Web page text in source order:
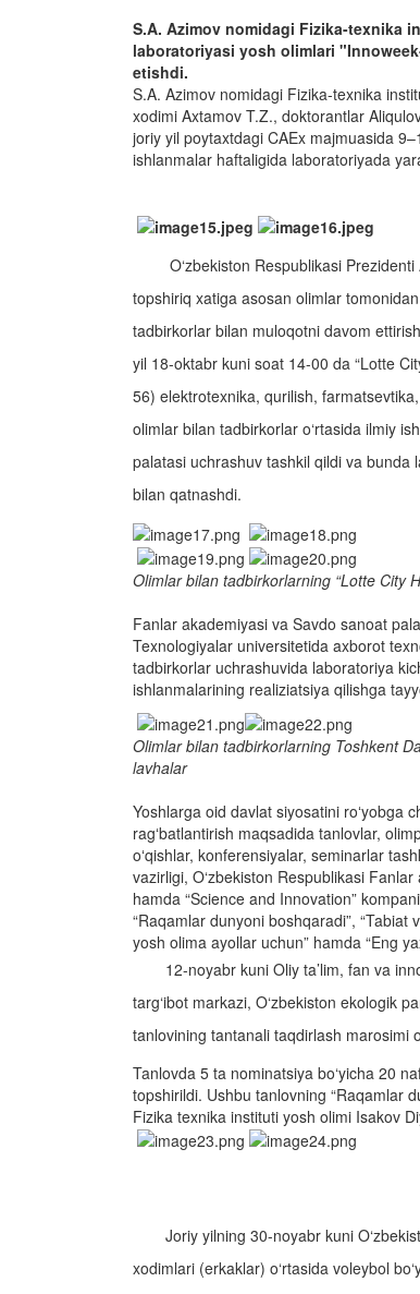
S.A. Azimov nomidagi Fizika-texnika
laboratoriyasi yosh olimlari
etishdi.
S.A. Azimov nomidagi Fizika-texnika
xodimi Axtamov T.Z., doktorantlar
joriy yil poytaxtdagi CAEx majmuasida
ishlanmalar haftaligida laboratoriyada
O‘zbekiston Respublikasi
topshiriq xatiga asosan olimlar
tadbirkorlar bilan muloqotni davom
yil 18-oktabr kuni soat 14-00 da “Lotte
56) elektrotexnika, qurilish,
olimlar bilan tadbirkorlar o‘rtasida ilmiy
palatasi uchrashuv tashkil qildi va
bilan qatnashdi.
Olimlar bilan tadbirkorlarning “Lotte City
Fanlar akademiyasi va Savdo sanoat
Texnologiyalar universitetida axborot
tadbirkorlar uchrashuvida laboratoriya
ishlanmalarining realiziatsiya qilishga
Olimlar bilan tadbirkorlarning Toshkent
lavhalar
Yoshlarga oid davlat siyosatini roʻyobga
ragʻbatlantirish maqsadida tanlovlar,
oʻqishlar, konferensiyalar, seminarlar
vazirligi, O‘zbekiston Respublikasi
hamda “Science and Innovation”
“Raqamlar dunyoni boshqaradi”, “Tabiat
yosh olima ayollar uchun” hamda “Eng
12-noyabr kuni Oliy ta’lim, fan va
targ‘ibot markazi, O‘zbekiston ekologik
tanlovining tantanali taqdirlash marosimi
Tanlovda 5 ta nominatsiya bo‘yicha 20
topshirildi. Ushbu tanlovning “Raqamlar
Fizika texnika instituti yosh olimi Isakov
Joriy yilning 30-noyabr kuni
xodimlari (erkaklar) o‘rtasida voleybol